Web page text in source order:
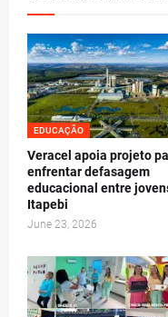
EDUCAÇÃO
Veracel apoia projeto
enfrentar defasagem
educacional entre
Itapebi
June 23, 2026